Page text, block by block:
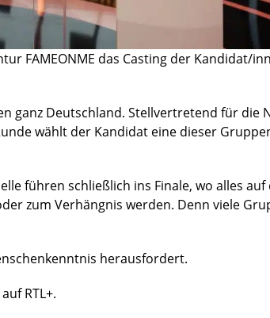
FAMEONME das Casting der Kandidat/
ganz Deutschland. Stellvertretend für die
wählt der Kandidat eine dieser
führen schließlich ins Finale, wo alles
zum Verhängnis werden. Denn viele
herausfordert.
RTL+.